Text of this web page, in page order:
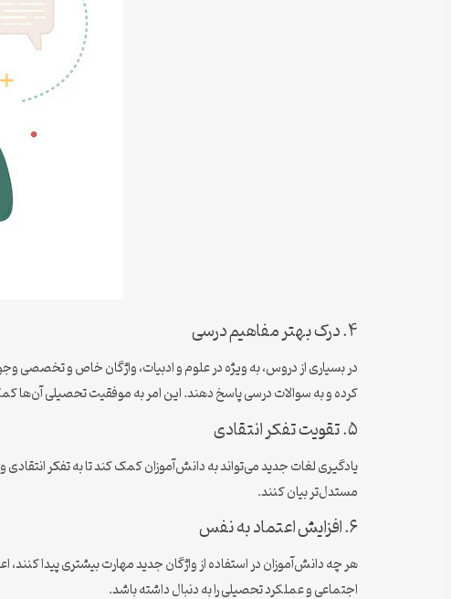
۴. درک بهتر مفاهیم درسی
در بسیاری از دروس، به ویژه در علوم و ادبیات، واژگان خاص و تخصصی
کرده و به سوالات درسی پاسخ دهند. این امر به موفقیت تحصیلی آن‌ها
۵. تقویت تفکر انتقادی
یادگیری لغات جدید می‌تواند به دانش‌آموزان کمک کند تا به تفکر انتقادی
مستدل‌تر بیان کنند.
۶. افزایش اعتماد به نفس
هر چه دانش‌آموزان در استفاده از واژگان جدید مهارت بیشتری پیدا
اجتماعی و عملکرد تحصیلی را به دنبال داشته باشد.